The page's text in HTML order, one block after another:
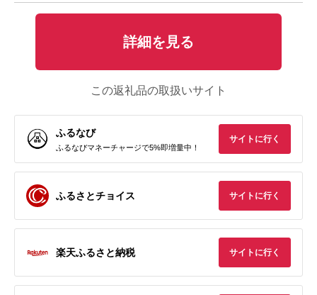
詳細を見る
この返礼品の取扱いサイト
ふるなび
ふるなびマネーチャージで5%即増量中！
サイトに行く
ふるさとチョイス サイトに行く
楽天ふるさと納税 サイトに行く